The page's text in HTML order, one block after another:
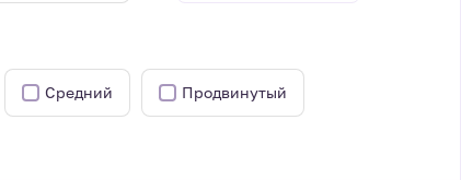
Средний Продвинутый